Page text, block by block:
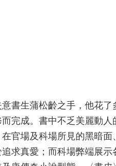
書生蒲松齡之手，他花
完成。書中不乏美麗動
官場及科場所見的黑暗
求真愛；而科場弊端展